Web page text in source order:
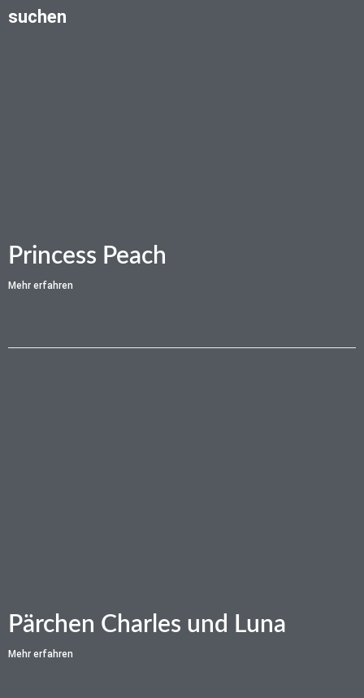
suchen
Princess Peach
Mehr erfahren
Pärchen Charles und Luna
Mehr erfahren